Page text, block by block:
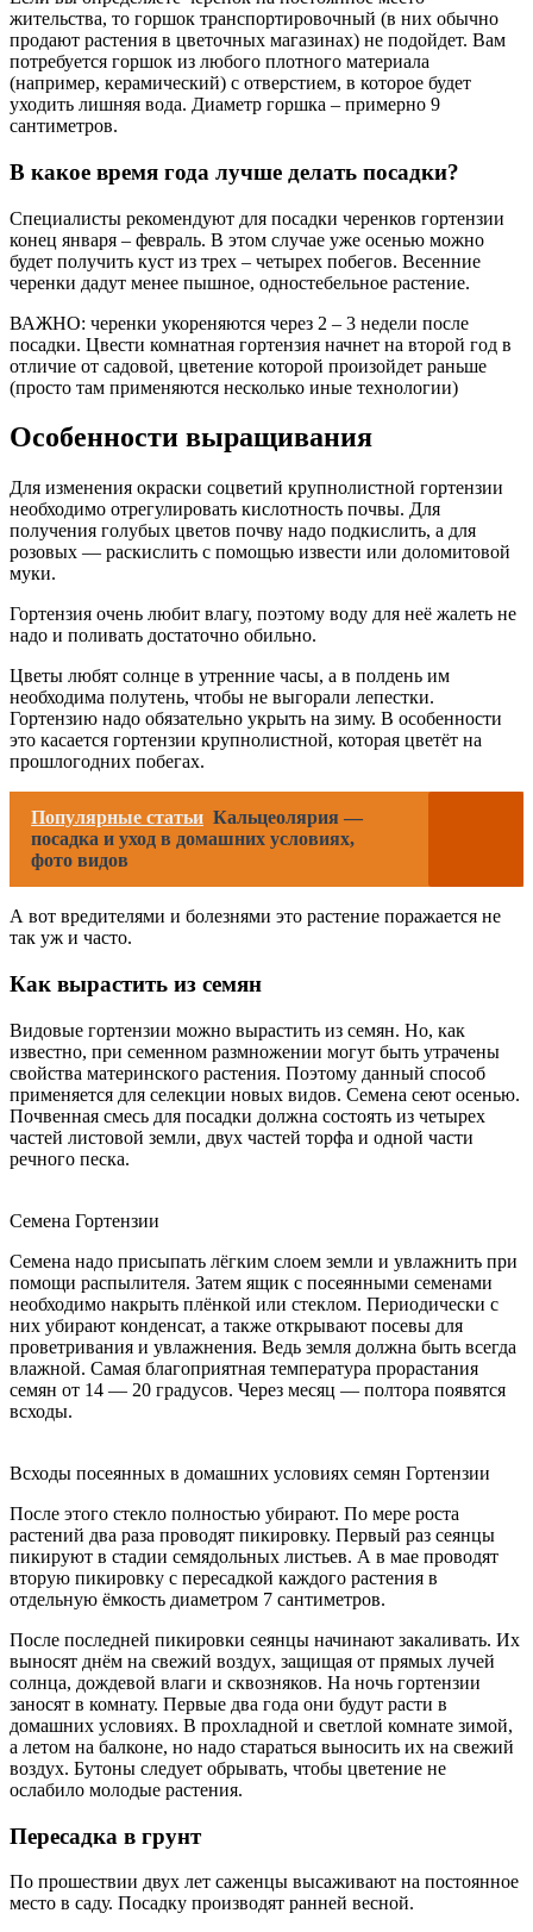
жительства, то горшок транспортировочный (в них обычно
продают растения в цветочных магазинах) не подойдет. Вам
потребуется горшок из любого плотного материала
(например, керамический) с отверстием, в которое будет
уходить лишняя вода. Диаметр горшка – примерно 9
сантиметров.
В какое время года лучше делать посадки?
Специалисты рекомендуют для посадки черенков гортензии
конец января – февраль. В этом случае уже осенью можно
будет получить куст из трех – четырех побегов. Весенние
черенки дадут менее пышное, одностебельное растение.
ВАЖНО: черенки укореняются через 2 – 3 недели после
посадки. Цвести комнатная гортензия начнет на второй год в
отличие от садовой, цветение которой произойдет раньше
(просто там применяются несколько иные технологии)
Особенности выращивания
Для изменения окраски соцветий крупнолистной гортензии
необходимо отрегулировать кислотность почвы. Для
получения голубых цветов почву надо подкислить, а для
розовых — раскислить с помощью извести или доломитовой
муки.
Гортензия очень любит влагу, поэтому воду для неё жалеть не
надо и поливать достаточно обильно.
Цветы любят солнце в утренние часы, а в полдень им
необходима полутень, чтобы не выгорали лепестки.
Гортензию надо обязательно укрыть на зиму. В особенности
это касается гортензии крупнолистной, которая цветёт на
прошлогодних побегах.
Популярные статьи Кальцеолярия —
посадка и уход в домашних условиях,
фото видов
А вот вредителями и болезнями это растение поражается не
так уж и часто.
Как вырастить из семян
Видовые гортензии можно вырастить из семян. Но, как
известно, при семенном размножении могут быть утрачены
свойства материнского растения. Поэтому данный способ
применяется для селекции новых видов. Семена сеют осенью.
Почвенная смесь для посадки должна состоять из четырех
частей листовой земли, двух частей торфа и одной части
речного песка.
Семена Гортензии
Семена надо присыпать лёгким слоем земли и увлажнить при
помощи распылителя. Затем ящик с посеянными семенами
необходимо накрыть плёнкой или стеклом. Периодически с
них убирают конденсат, а также открывают посевы для
проветривания и увлажнения. Ведь земля должна быть всегда
влажной. Самая благоприятная температура прорастания
семян от 14 — 20 градусов. Через месяц — полтора появятся
всходы.
Всходы посеянных в домашних условиях семян Гортензии
После этого стекло полностью убирают. По мере роста
растений два раза проводят пикировку. Первый раз сеянцы
пикируют в стадии семядольных листьев. А в мае проводят
вторую пикировку с пересадкой каждого растения в
отдельную ёмкость диаметром 7 сантиметров.
После последней пикировки сеянцы начинают закаливать. Их
выносят днём на свежий воздух, защищая от прямых лучей
солнца, дождевой влаги и сквозняков. На ночь гортензии
заносят в комнату. Первые два года они будут расти в
домашних условиях. В прохладной и светлой комнате зимой,
а летом на балконе, но надо стараться выносить их на свежий
воздух. Бутоны следует обрывать, чтобы цветение не
ослабило молодые растения.
Пересадка в грунт
По прошествии двух лет саженцы высаживают на постоянное
место в саду. Посадку производят ранней весной.